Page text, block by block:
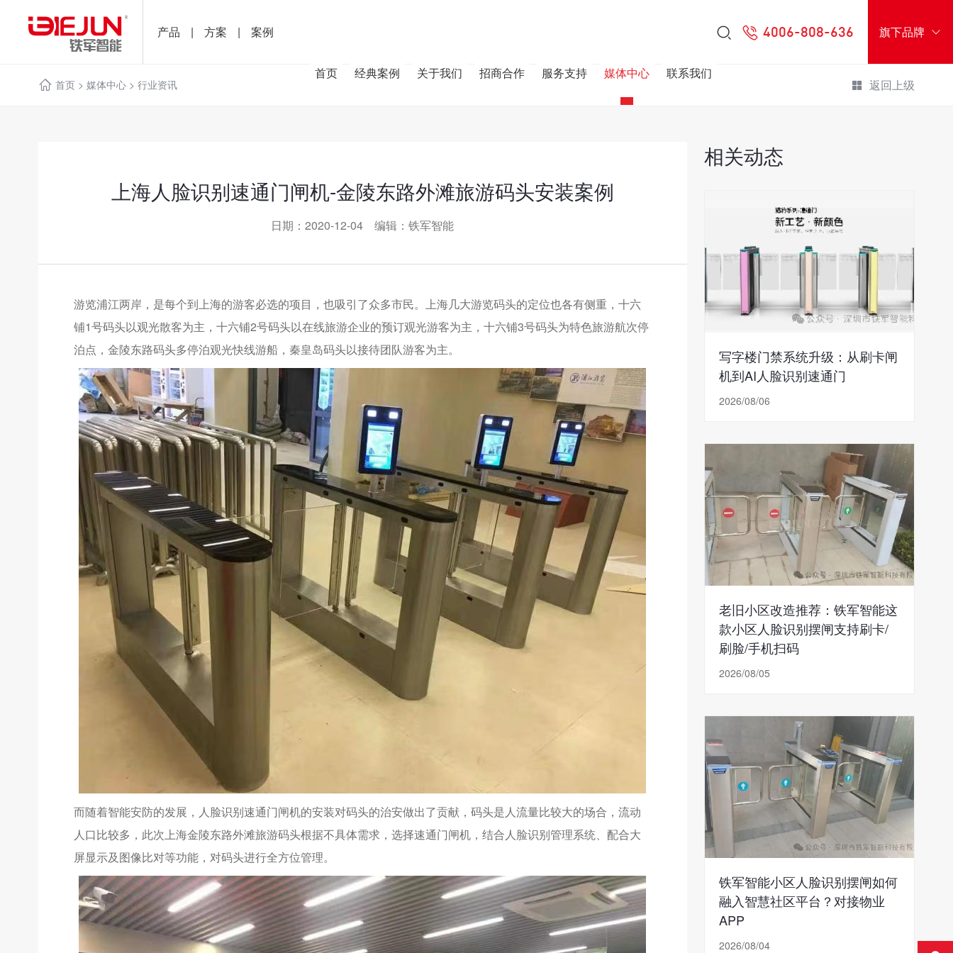
产品 | 方案 | 案例 旗下品牌
4006-808-636
首页 经典案例 关于我们 招商合作 服务支持 媒体中心 联系我们
首页> 媒体中心> 行业资讯 返回上级
上海人脸识别速通门闸机-金陵东路外滩旅游码头安装案例
日期：2020-12-04 编辑：铁军智能
游览浦江两岸，是每个到上海的游客必选的项目，也吸引了众多市民。上海几大游览码头的定位也各有侧重，十六
铺1号码头以观光散客为主，十六铺2号码头以在线旅游企业的预订观光游客为主，十六铺3号码头为特色旅游航次停
泊点，金陵东路码头多停泊观光快线游船，秦皇岛码头以接待团队游客为主。
而随着智能安防的发展，人脸识别速通门闸机的安装对码头的治安做出了贡献，码头是人流量比较大的场合，流动
人口比较多，此次上海金陵东路外滩旅游码头根据不具体需求，选择速通门闸机，结合人脸识别管理系统、配合大
屏显示及图像比对等功能，对码头进行全方位管理。
相关动态
写字楼门禁系统升级：从刷卡闸
机到AI人脸识别速通门
2026/08/06
老旧小区改造推荐：铁军智能这
款小区人脸识别摆闸支持刷卡/
刷脸/手机扫码
2026/08/05
铁军智能小区人脸识别摆闸如何
融入智慧社区平台？对接物业
APP
2026/08/04